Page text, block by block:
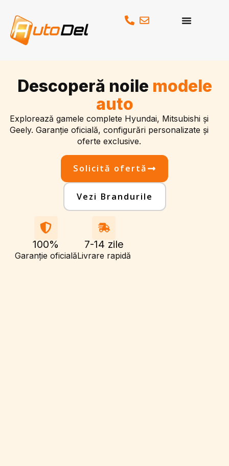
content
Descoperă noile modele
auto
Explorează gamele complete Hyundai, Mitsubishi și
Geely. Garanție oficială, configurări personalizate și
oferte exclusive.
Solicită ofertă
Vezi Brandurile
100%
Garanție oficială
7-14 zile
Livrare rapidă